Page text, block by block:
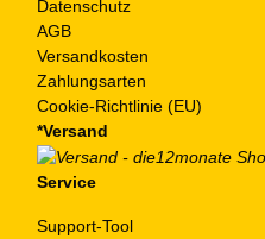
Datenschutz
AGB
Versandkosten
Zahlungsarten
Cookie-Richtlinie (EU)
*Versand
Service
Support-Tool